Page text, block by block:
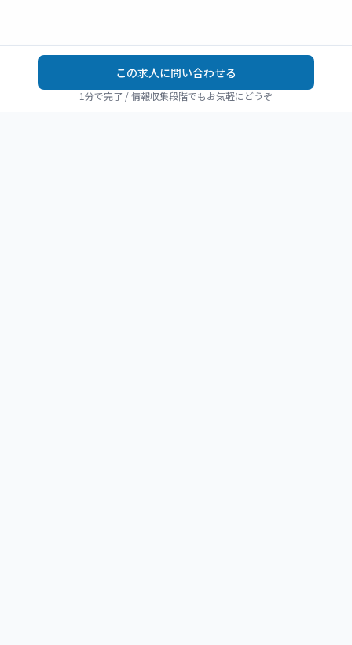
この求人に問い合わせる
1分で完了 / 情報収集段階でもお気軽にどうぞ